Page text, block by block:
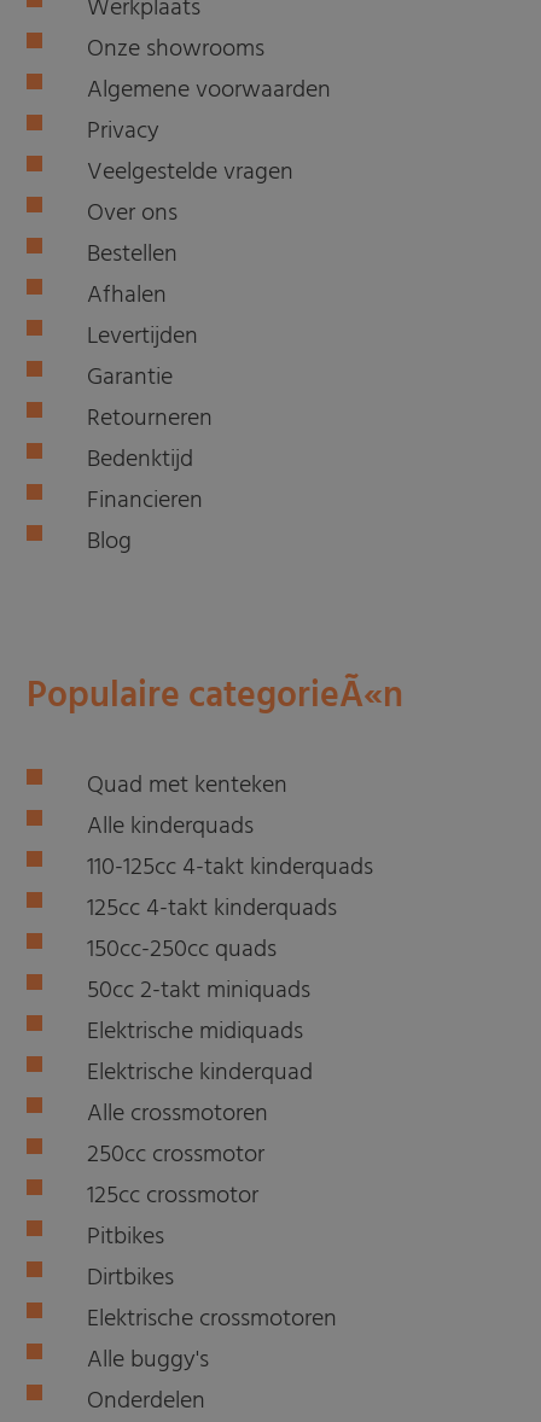
Werkplaats
Onze showrooms
Algemene voorwaarden
Privacy
Veelgestelde vragen
Over ons
Bestellen
Afhalen
Levertijden
Garantie
Retourneren
Bedenktijd
Financieren
Blog
Populaire categorieÃ«n
Quad met kenteken
Alle kinderquads
110-125cc 4-takt kinderquads
125cc 4-takt kinderquads
150cc-250cc quads
50cc 2-takt miniquads
Elektrische midiquads
Elektrische kinderquad
Alle crossmotoren
250cc crossmotor
125cc crossmotor
Pitbikes
Dirtbikes
Elektrische crossmotoren
Alle buggy's
Onderdelen